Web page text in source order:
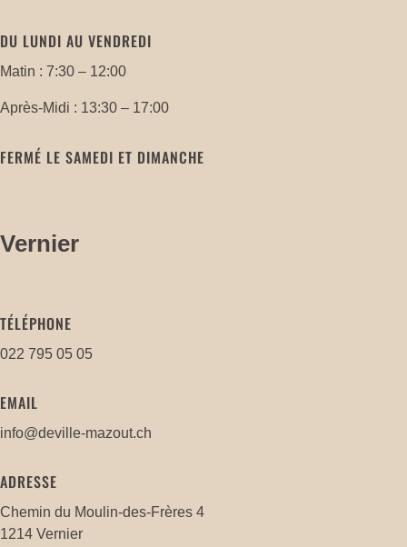
DU LUNDI AU VENDREDI
Matin : 7:30 – 12:00
Après-Midi : 13:30 – 17:00
FERMÉ LE SAMEDI ET DIMANCHE
Vernier
TÉLÉPHONE
022 795 05 05
EMAIL
info@deville-mazout.ch
ADRESSE
Chemin du Moulin-des-Frères 4
1214 Vernier